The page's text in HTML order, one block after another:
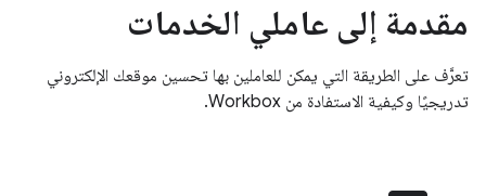
مقدمة إلى عاملي الخدمات
تعرَّف على الطريقة التي يمكن للعاملين بها تحسين موقعك الإلكتروني
تدريجيًا وكيفية الاستفادة من Workbox.